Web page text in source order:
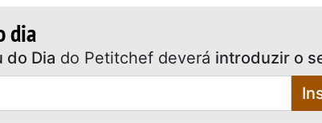
dia
do Dia do Petitchef deverá introduzir o